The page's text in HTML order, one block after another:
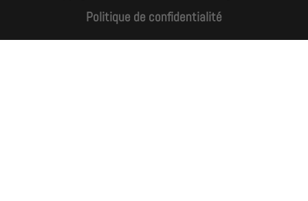
Politique de confidentialité